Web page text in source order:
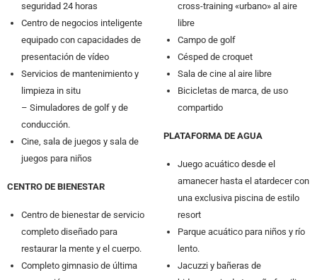
seguridad 24 horas
Centro de negocios inteligente
equipado con capacidades de
presentación de vídeo
Servicios de mantenimiento y
limpieza in situ
– Simuladores de golf y de
conducción.
Cine, sala de juegos y sala de
juegos para niños
CENTRO DE BIENESTAR
Centro de bienestar de servicio
completo diseñado para
restaurar la mente y el cuerpo.
Completo gimnasio de última
cross-training «urbano» al aire
libre
Campo de golf
Césped de croquet
Sala de cine al aire libre
Bicicletas de marca, de uso
compartido
PLATAFORMA DE AGUA
Juego acuático desde el
amanecer hasta el atardecer con
una exclusiva piscina de estilo
resort
Parque acuático para niños y río
lento.
Jacuzzi y bañeras de